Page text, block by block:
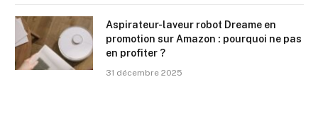
Aspirateur-laveur robot Dreame en
promotion sur Amazon : pourquoi ne pas
en profiter ?
31 décembre 2025